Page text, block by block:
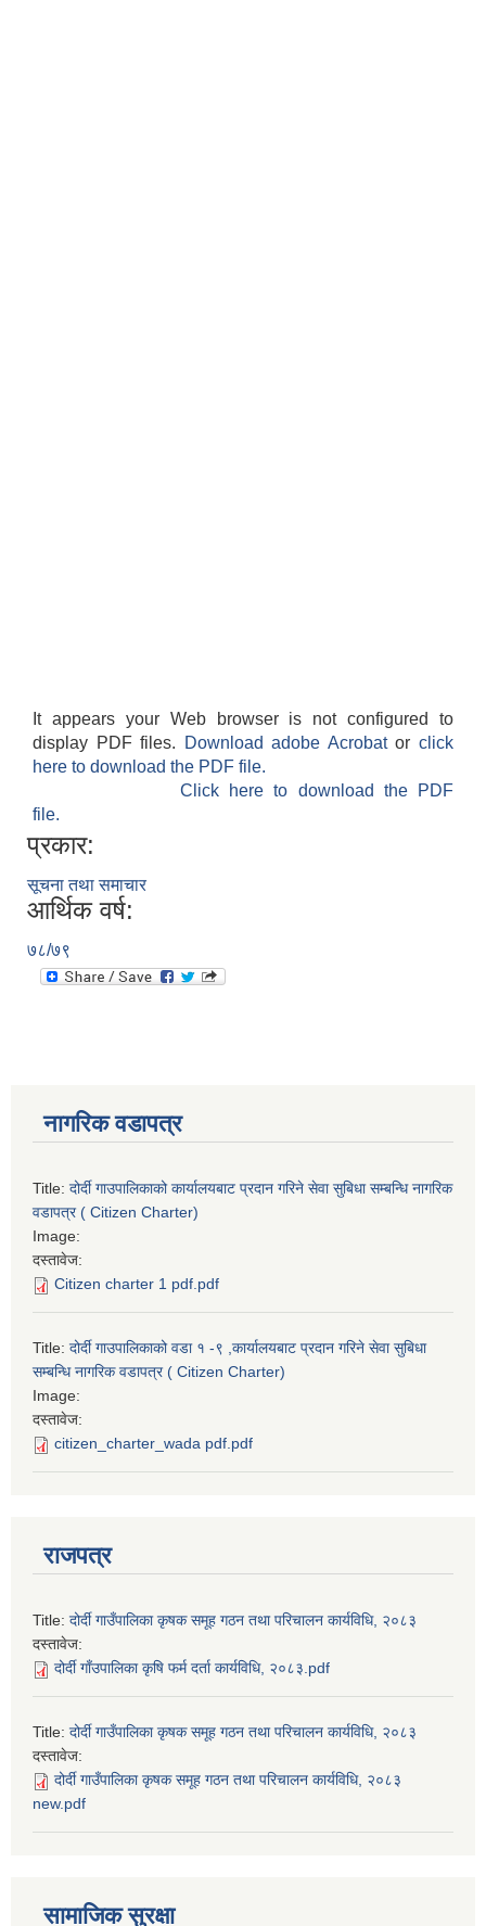
It appears your Web browser is not configured to
display PDF files.
Download adobe Acrobatorclick
here to download the PDF file.
Click here to download the PDF
file.
प्रकार:
सूचना तथा समाचार
आर्थिक वर्ष:
७८/७९
नागरिक वडापत्र
Title: दोर्दी गाउपालिकाको कार्यालयबाट प्रदान गरिने सेवा सुबिधा सम्बन्धि नागरिक
वडापत्र ( Citizen Charter)
Image:
दस्तावेज:
Citizen charter 1 pdf.pdf
Title: दोर्दी गाउपालिकाको वडा १ -९ ,कार्यालयबाट प्रदान गरिने सेवा सुबिधा
सम्बन्धि नागरिक वडापत्र ( Citizen Charter)
Image:
दस्तावेज:
citizen_charter_wada pdf.pdf
राजपत्र
Title: दोर्दी गाउँपालिका कृषक समूह गठन तथा परिचालन कार्यविधि, २०८३
दस्तावेज:
दोर्दी गाँउपालिका कृषि फर्म दर्ता कार्यविधि, २०८३.pdf
Title: दोर्दी गाउँपालिका कृषक समूह गठन तथा परिचालन कार्यविधि, २०८३
दस्तावेज:
दोर्दी गाउँपालिका कृषक समूह गठन तथा परिचालन कार्यविधि, २०८३
new.pdf
सामाजिक सुरक्षा